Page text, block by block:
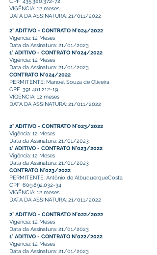
VIGÊNCIA: 12 meses
DATA DA ASSINATURA: 21/011/2022
2° ADITIVO - CONTRATO N°024/2022
Vigência: 12 Meses
Data da Assinatura: 21/01/2023
1° ADITIVO - CONTRATO N°024/2022
Vigência: 12 Meses
Data da Assinatura: 21/01/2023
CONTRATO N°024/2022
PERMITENTE: Manoel Souza de Oliveira
CPF 391.401.212-19
VIGÊNCIA: 12 meses
DATA DA ASSINATURA: 21/011/2022
2° ADITIVO - CONTRATO N°023/2022
Vigência: 12 Meses
Data da Assinatura: 21/01/2023
1° ADITIVO - CONTRATO N°023/2022
Vigência: 12 Meses
Data da Assinatura: 21/01/2023
CONTRATO N°023/2022
PERMITENTE: Antônio de AlbuquerqueCosta
CPF 609.892.032-34
VIGÊNCIA: 12 meses
DATA DA ASSINATURA: 21/011/2022
2° ADITIVO - CONTRATO N°022/2022
Vigência: 12 Meses
Data da Assinatura: 21/01/2023
1° ADITIVO - CONTRATO N°022/2022
Vigência: 12 Meses
Data da Assinatura: 21/01/2023